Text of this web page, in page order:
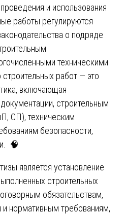
и использования
работы регулируются
о подряде
техническими
работ — это
включающая
строительным
СП), техническим
безопасности,
🧠
является установление
строительных
обязательствам,
и нормативным требованиям,